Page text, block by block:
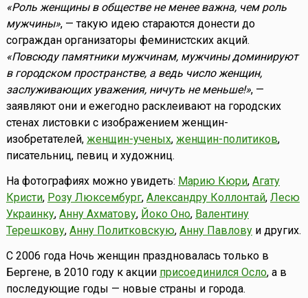
«Роль женщины в обществе не менее важна, чем роль
мужчины», — такую идею стараются донести до
сограждан организаторы феминистских акций.
«Повсюду памятники мужчинам, мужчины доминируют
в городском пространстве, а ведь число женщин,
заслуживающих уважения, ничуть не меньше!», —
заявляют они и ежегодно расклеивают на городских
стенах листовки с изображением женщин-
изобретателей, женщин-ученых, женщин-политиков,
писательниц, певиц и художниц.
На фотографиях можно увидеть: Марию Кюри, Агату
Кристи, Розу Люксембург, Александру Коллонтай, Лесю
Украинку, Анну Ахматову, Йоко Оно, Валентину
Терешкову, Анну Политковскую, Анну Павловуи других.
С 2006 года Ночь женщин праздновалась только в
Бергене, в 2010 году к акции присоединился Осло, а в
последующие годы — новые страны и города.